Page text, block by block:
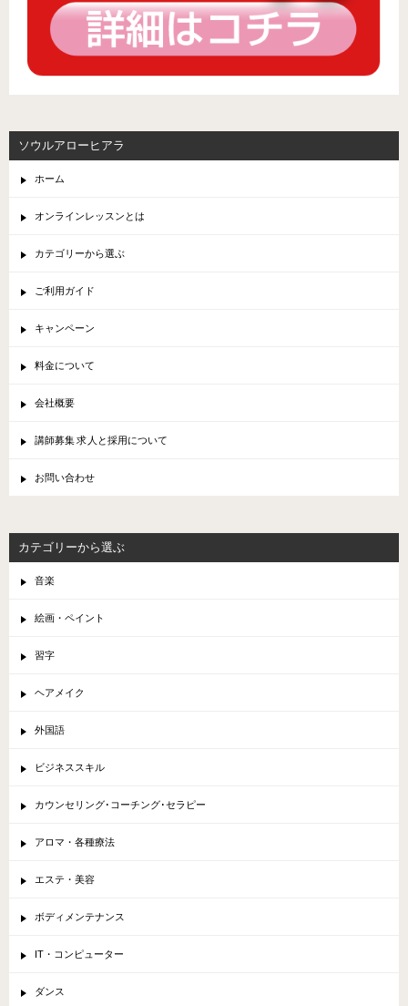
ソウルアローヒアラ
ホーム
オンラインレッスンとは
カテゴリーから選ぶ
ご利用ガイド
キャンペーン
料金について
会社概要
講師募集 求人と採用について
お問い合わせ
カテゴリーから選ぶ
音楽
絵画・ペイント
習字
ヘアメイク
外国語
ビジネススキル
カウンセリング･コーチング･セラピー
アロマ・各種療法
エステ・美容
ボディメンテナンス
IT・コンピューター
ダンス